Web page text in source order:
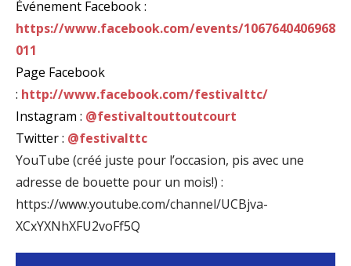
Événement Facebook :
https://www.facebook.com/events/1067640406968
011
Page Facebook
: http://www.facebook.com/festivalttc/
Instagram : @festivaltouttoutcourt
Twitter : @festivalttc
YouTube (créé juste pour l’occasion, pis avec une
adresse de bouette pour un mois!) :
https://www.youtube.com/channel/UCBjva-
XCxYXNhXFU2voFf5Q